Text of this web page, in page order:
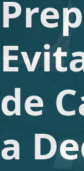
de
a